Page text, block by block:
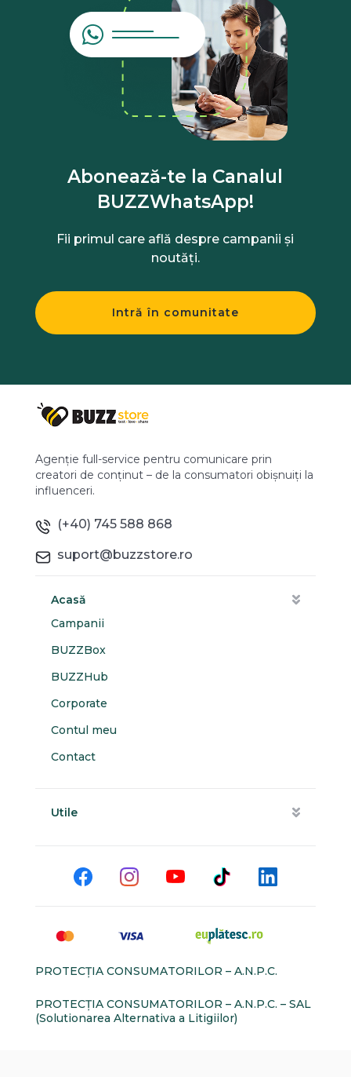
Abonează-te la Canalul
BUZZWhatsApp!
Fii primul care află despre campanii și
noutăți.
Intră în comunitate
Agenție full-service pentru comunicare prin
creatori de conținut – de la consumatori obișnuiți la
influenceri.
(+40) 745 588 868
suport@buzzstore.ro
Acasă
Campanii
BUZZBox
BUZZHub
Corporate
Contul meu
Contact
Utile
PROTECŢIA CONSUMATORILOR – A.N.P.C.
PROTECŢIA CONSUMATORILOR – A.N.P.C. – SAL
(Solutionarea Alternativa a Litigiilor)